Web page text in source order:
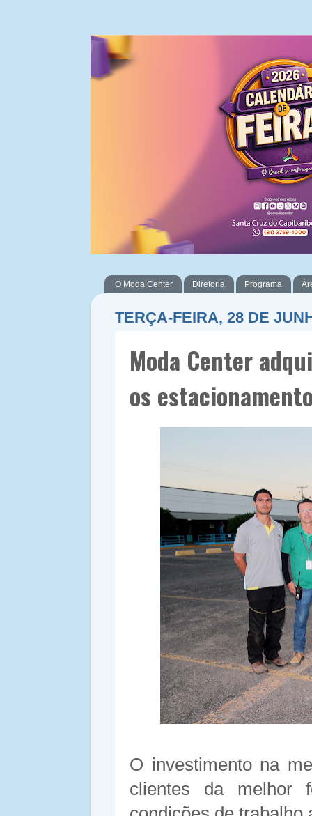
O Moda Center Diretoria Programa
TERÇA-FEIRA, 28 DE
Moda Center
os
O investimento na
clientes da melhor